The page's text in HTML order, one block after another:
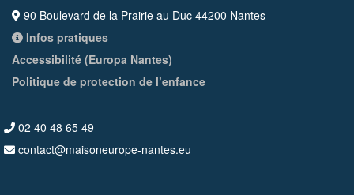
90 Boulevard de la Prairie au Duc 44200 Nantes
Infos pratiques
Accessibilité (Europa Nantes)
Politique de protection de l’enfance
02 40 48 65 49
contact@maisoneurope-nantes.eu